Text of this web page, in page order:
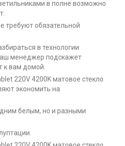
в полне возможно
требуют обязательной
в технологии
менеджер подскажет
к вам домой.
220V 4200K матовое стекло
экономить на
белым, но и разными